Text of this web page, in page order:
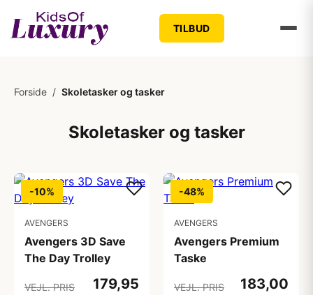
TILBUD
Forside / Skoletasker og tasker
Skoletasker og tasker
-10%
AVENGERS
Avengers 3D Save
The Day Trolley
VEJL. PRIS
179,95
-48%
AVENGERS
Avengers Premium
Taske
VEJL. PRIS
183,00